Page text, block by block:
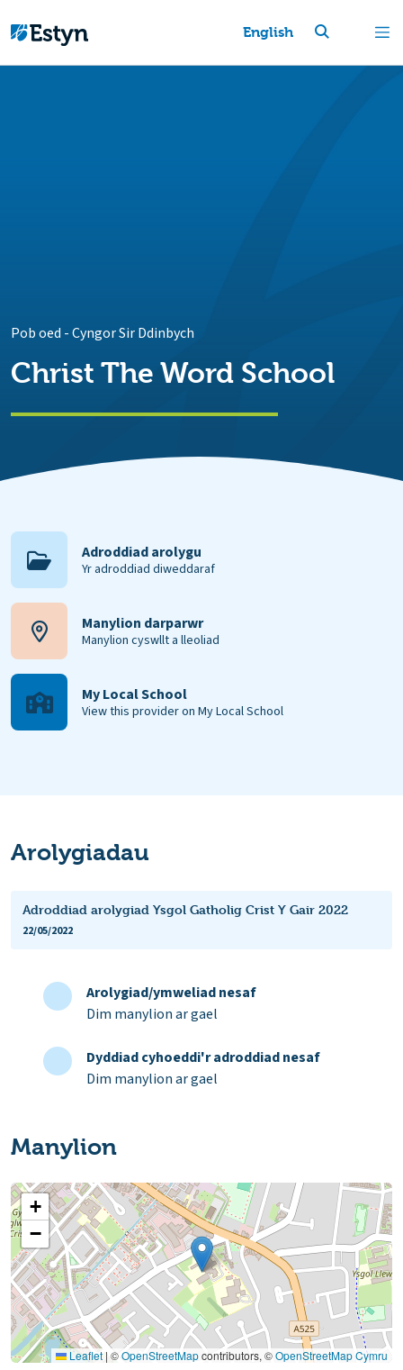
English
Pob oed -Cyngor Sir Ddinbych
Christ The Word School
Adroddiad arolygu
Yr adroddiad diweddaraf
Manylion darparwr
Manylion cyswllt a lleoliad
My Local School
View this provider on My Local School
Arolygiadau
Adroddiad arolygiad Ysgol Gatholig Crist Y Gair 2022
22/05/2022
Arolygiad/ymweliad nesaf
Dim manylion ar gael
Dyddiad cyhoeddi'r adroddiad nesaf
Dim manylion ar gael
Manylion
+
−
Leaflet | ©OpenStreetMapcontributors, ©OpenStreetMap Cymru